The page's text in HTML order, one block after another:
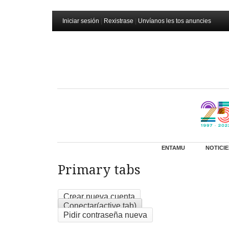
Iniciar sesión Rexistrase Unvíanos les tos anuncies
ENTAMU
Primary tabs
Crear nueva cuenta
Conectar(active tab)
Pidir contraseña nueva